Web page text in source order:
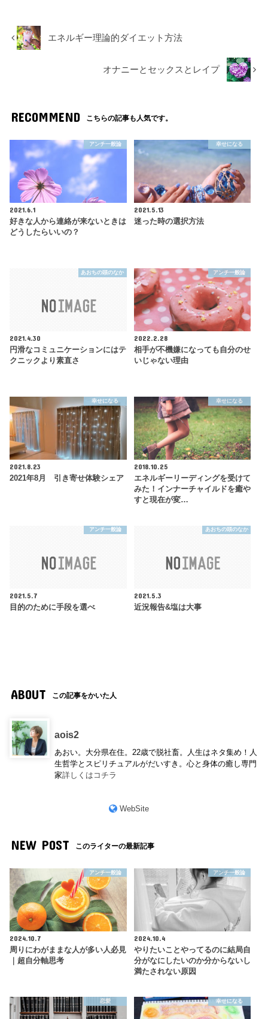
エネルギー理論的ダイエット方法
オナニーとセックスとレイプ
RECOMMEND こちらの記事も人気です。
アンチ一般論
2021.6.1
好きな人から連絡が来ないときは
どうしたらいいの？
幸せになる
2021.5.13
迷った時の選択方法
あおちの頭のなか
2021.4.30
円滑なコミュニケーションにはテ
クニックより素直さ
アンチ一般論
2022.2.28
相手が不機嫌になっても自分のせ
いじゃない理由
幸せになる
2021.8.23
2021年8月 引き寄せ体験シェア
幸せになる
2018.10.25
エネルギーリーディングを受けて
みた！インナーチャイルドを癒や
すと現在が変…
アンチ一般論
2021.5.7
目的のために手段を選べ
あおちの頭のなか
2021.5.3
近況報告&塩は大事
ABOUT この記事をかいた人
aois2
あおい。大分県在住。22歳で脱社畜。人生はネタ集め！人
生哲学とスピリチュアルがだいすき。心と身体の癒し専門
家詳しくはコチラ
WebSite
NEW POST このライターの最新記事
アンチ一般論
2024.10.7
周りにわがままな人が多い人必見
｜超自分軸思考
アンチ一般論
2024.10.4
やりたいことやってるのに結局自
分がなにしたいのか分からないし
満たされない原因
恋愛 幸せになる